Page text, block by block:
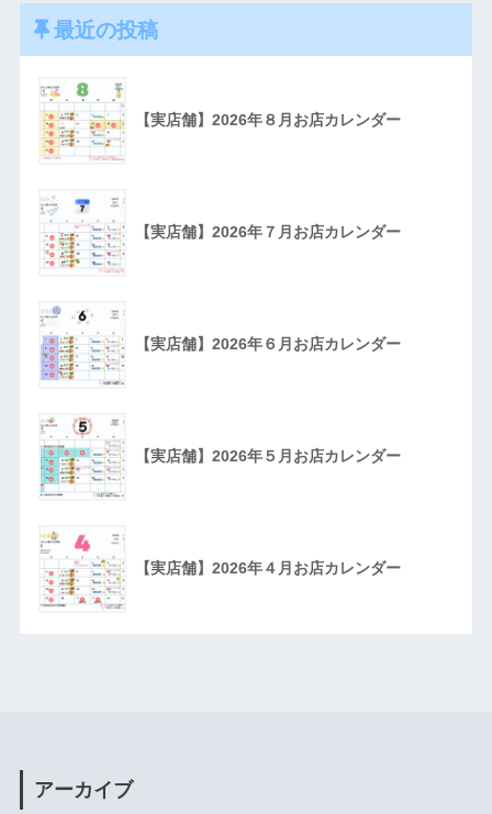
最近の投稿
【実店舗】2026年８月お店カレンダー
【実店舗】2026年７月お店カレンダー
【実店舗】2026年６月お店カレンダー
【実店舗】2026年５月お店カレンダー
【実店舗】2026年４月お店カレンダー
アーカイブ